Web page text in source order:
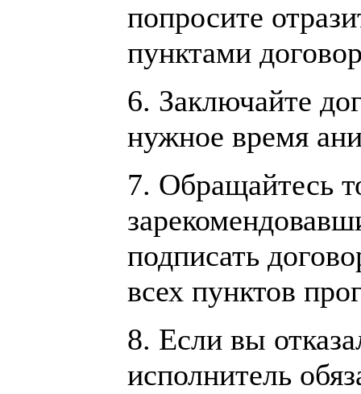
попросите
пунктами
6. Заключайте
нужное время
7. Обращайтесь
подписать
всех пунктов
8. Если вы
исполнитель